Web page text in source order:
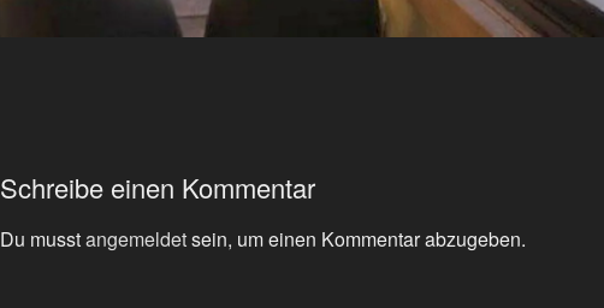
Schreibe einen Kommentar
Du musstangemeldetsein, um einen Kommentar abzugeben.